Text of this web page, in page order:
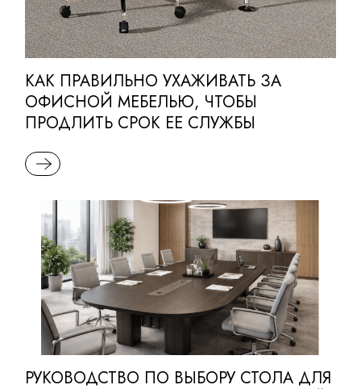
КАК ПРАВИЛЬНО УХАЖИВАТЬ ЗА
ОФИСНОЙ МЕБЕЛЬЮ, ЧТОБЫ
ПРОДЛИТЬ СРОК ЕЕ СЛУЖБЫ
READ MORE
РУКОВОДСТВО ПО ВЫБОРУ СТОЛА ДЛЯ